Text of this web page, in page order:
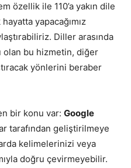
özellik ile 110’a yakın dile
yapacağımız
Diller arasında
olan bu hizmetin, diğer
yönlerini beraber
bir konu var: Google
tarafından geliştirilmeye
kelimelerinizi veya
doğru çevirmeyebilir.